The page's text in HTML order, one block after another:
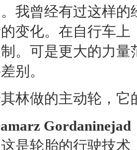
我曾经有过这样
变化。在自行车
。可是更大的力
别。
林做的主动轮，它
Gordaninejad
是轮胎的行驶技术